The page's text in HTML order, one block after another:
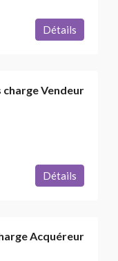
Détails
Vendeur
Détails
Acquéreur